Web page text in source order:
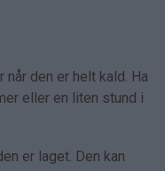
den er helt kald. Ha
eller en liten stund i
er laget. Den kan